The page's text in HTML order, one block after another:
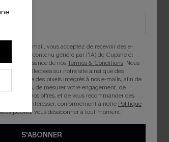
adresse e-mail, vous acceptez de recevoir des e-
du contenu généré par l'IA) de Cupshe et
connaissance de nosTermes & Conditions. Nous
collectées sur notre site ainsi que des
telles que des pixels intégrés à nos e-mails, afin de
été ouverts, de mesurer votre engagement, de
et nos offres, et de vous recommander des
de vous intéresser, conformément à notre Politique
pouvez vous désabonner à tout moment.
S'ABONNER